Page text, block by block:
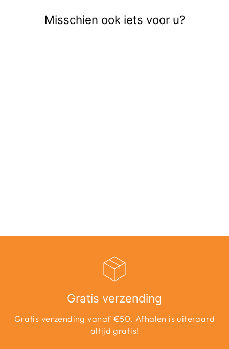
Misschien ook iets voor u?
Gratis verzending
Gratis verzending vanaf €50. Afhalen is uiteraard
altijd gratis!